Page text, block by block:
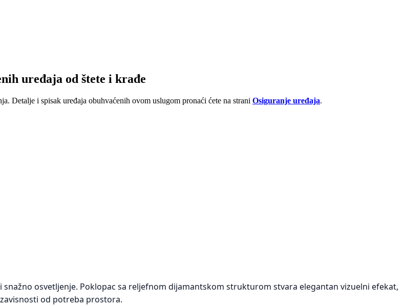
uređaja od štete i krađe
Detalje i spisak uređaja obuhvaćenih ovom uslugom pronaći ćete na strani Osiguranje uređaja.
osvetljenje. Poklopac sa reljefnom dijamantskom strukturom stvara elegantan vizuelni efekat,
od potreba prostora.